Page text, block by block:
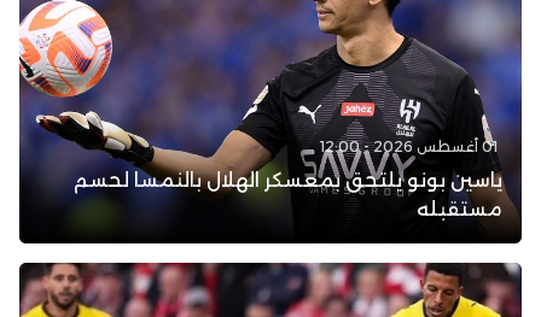
01 أغسطس 2026 - 12:00
ياسين بونو يلتحق بمعسكر الهلال بالنمسا لحسم
مستقبله